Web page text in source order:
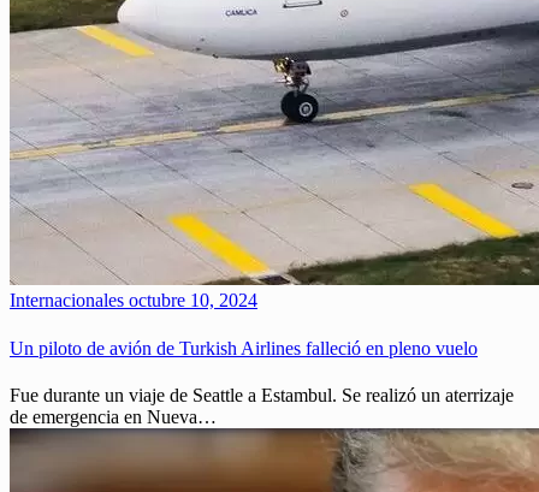
Internacionales octubre 10, 2024
Un piloto de avión de Turkish Airlines falleció en pleno vuelo
Fue durante un viaje de Seattle a Estambul. Se realizó un aterrizaje
de emergencia en Nueva…